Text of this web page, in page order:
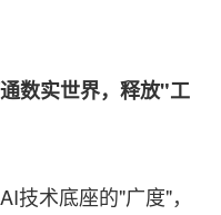
数实世界，释放"工
技术底座的"广度"，